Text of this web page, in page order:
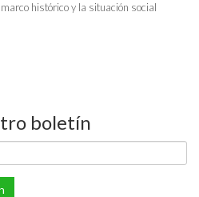
histórico y la situación social
boletín